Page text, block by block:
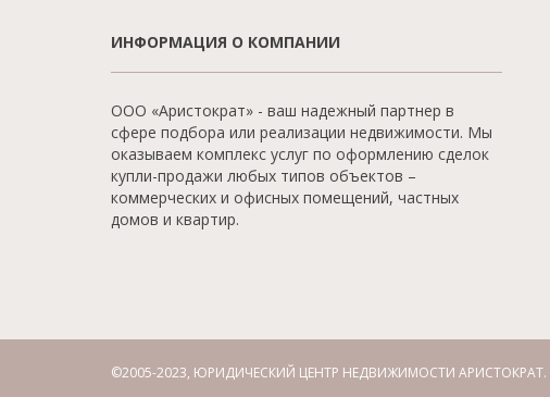
ИНФОРМАЦИЯ О КОМПАНИИ
ООО «Аристократ» - ваш надежный партнер в
сфере подбора или реализации недвижимости. Мы
оказываем комплекс услуг по оформлению сделок
купли-продажи любых типов объектов –
коммерческих и офисных помещений, частных
домов и квартир.
©2005-2023, ЮРИДИЧЕСКИЙ ЦЕНТР НЕДВИЖИМОСТИ АРИСТОКРАТ.